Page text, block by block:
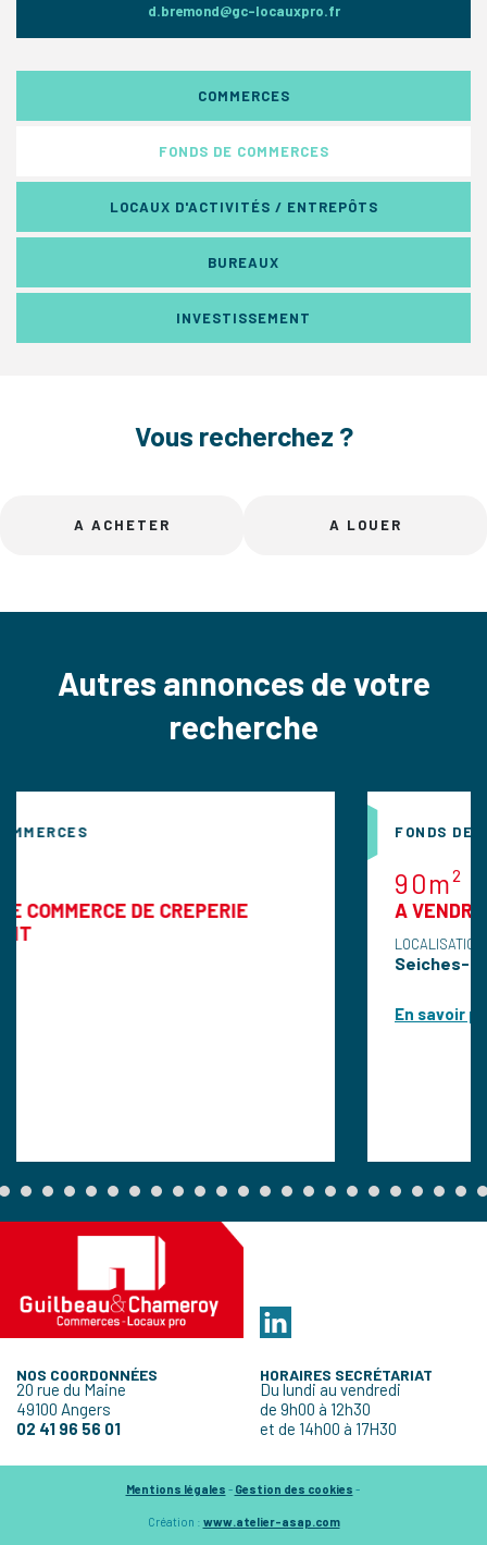
d.bremond@gc-locauxpro.fr
COMMERCES
FONDS DE COMMERCES
LOCAUX D'ACTIVITÉS / ENTREPÔTS
BUREAUX
INVESTISSEMENT
Vous recherchez ?
A ACHETER A LOUER
Autres annonces de votre
recherche
DE CREPERIE
FONDS DE COMMERCES
A VENDRE FDC de
Seiches-Sur-Le-Loir
NOS COORDONNÉES
20 rue du Maine
49100 Angers
02 41 96 56 01
HORAIRES SECRÉTARIAT
Du lundi au vendredi
de 9h00 à 12h30
et de 14h00 à 17H30
Mentions légales - Gestion des cookies -
Création : www.atelier-asap.com